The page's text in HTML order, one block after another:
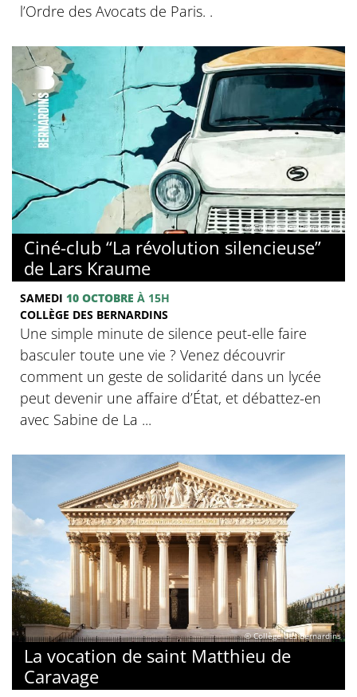
l’Ordre des Avocats de Paris. .
© Collège des Bernardins
Ciné-club “La révolution silencieuse”
de Lars Kraume
SAMEDI 10 OCTOBRE À 15H
COLLÈGE DES BERNARDINS
Une simple minute de silence peut-elle faire
basculer toute une vie ? Venez découvrir
comment un geste de solidarité dans un lycée
peut devenir une affaire d’État, et débattez-en
avec Sabine de La ...
© Collège des Bernardins
La vocation de saint Matthieu de
Caravage